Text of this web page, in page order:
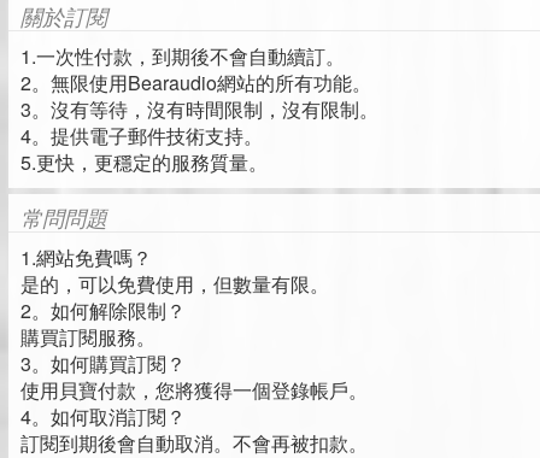
關於訂閱
1.一次性付款，到期後不會自動續訂。
2。無限使用Bearaudio網站的所有功能。
3。沒有等待，沒有時間限制，沒有限制。
4。提供電子郵件技術支持。
5.更快，更穩定的服務質量。
常問問題
1.網站免費嗎？
是的，可以免費使用，但數量有限。
2。如何解除限制？
購買訂閱服務。
3。如何購買訂閱？
使用貝寶付款，您將獲得一個登錄帳戶。
4。如何取消訂閱？
訂閱到期後會自動取消。不會再被扣款。